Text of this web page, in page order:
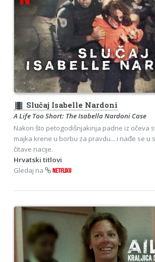
theaters Slučaj Isabelle Nardoni
A Life Too Short: The Isabella Nardoni Case
Nakon što petogodišnjakinja padne iz očeva
majka krene u borbu za pravdu... i nađe se u
čitave nacije.
Hrvatski titlovi
Gledaj na
NETFLIXU